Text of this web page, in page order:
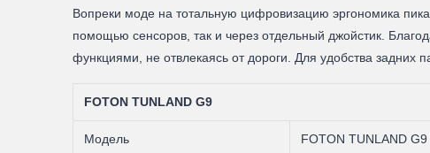
Вопреки моде на тотальную цифровизацию эргономика
помощью сенсоров, так и через отдельный джойстик.
функциями, не отвлекаясь от дороги. Для удобства задних
FOTON TUNLAND G9
Модель FOTON TUNLAND G9